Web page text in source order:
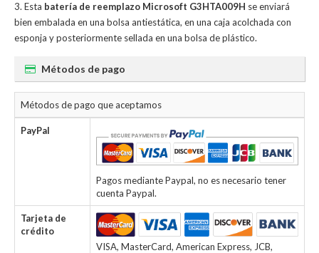
Esta batería de reemplazo Microsoft G3HTA009H se enviará
bien embalada en una bolsa antiestática, en una caja acolchada con
esponja y posteriormente sellada en una bolsa de plástico.
Métodos de pago
Métodos de pago que aceptamos
PayPal
Pagos mediante Paypal, no es necesario tener
cuenta Paypal.
Tarjeta de
crédito
VISA, MasterCard, American Express, JCB,